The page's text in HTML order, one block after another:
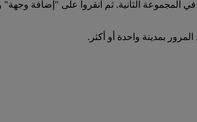
الثانية. ثم انقروا على "إضافة
بمدينة واحدة أو أكثر.